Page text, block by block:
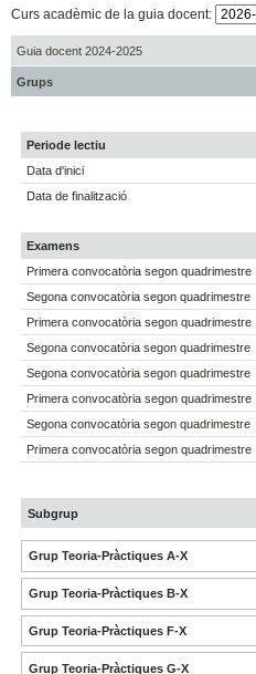
Curs acadèmic de la guia docent:
Guia docent 2024-2025
Grups
Periode lectiu
Data d'inici
Data de finalització
Examens
Primera convocatòria segon quadrimestre
Segona convocatòria segon quadrimestre
Primera convocatòria segon quadrimestre
Segona convocatòria segon quadrimestre
Segona convocatòria segon quadrimestre
Primera convocatòria segon quadrimestre
Segona convocatòria segon quadrimestre
Primera convocatòria segon quadrimestre
Subgrup
Grup Teoria-Pràctiques A-X
Grup Teoria-Pràctiques B-X
Grup Teoria-Pràctiques F-X
Grup Teoria-Pràctiques G-X